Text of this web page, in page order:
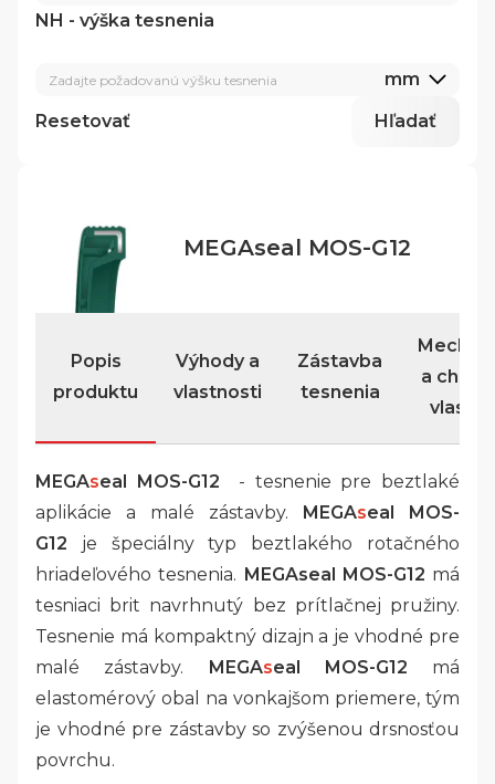
NH - výška tesnenia
Zadajte požadovanú výšku tesnenia
mm
Resetovať
Hľadať
MEGAseal MOS-G12
Popis
produktu
Výhody a
vlastnosti
Zástavba
tesnenia
a
MEGAseal MOS-G12 - tesnenie pre beztlaké
aplikácie a malé zástavby.
MEGAseal MOS-
G12 je špeciálny typ beztlakého rotačného
hriadeľového tesnenia. MEGAseal MOS-G12 má
tesniaci brit navrhnutý bez prítlačnej pružiny.
Tesnenie má kompaktný dizajn a je vhodné pre
malé zástavby.
MEGAseal MOS-G12 má
elastomérový obal na vonkajšom priemere, tým
je vhodné pre zástavby so zvýšenou drsnosťou
povrchu.